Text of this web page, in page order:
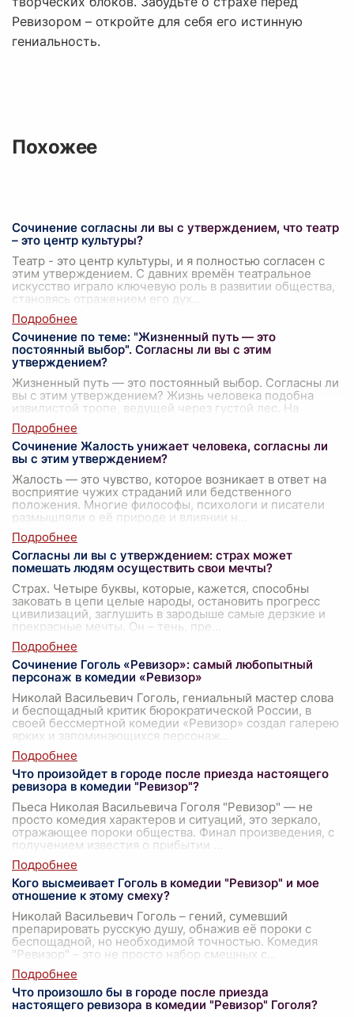
Ревизором – откройте для себя его истинную
гениальность.
Похожее
Сочинение согласны ли вы с утверждением, что театр
– это центр культуры?
Театр - это центр культуры, и я полностью согласен с
этим утверждением. С давних времён театральное
искусство играло ключевую роль в развитии общества,
становясь отражением его дух
Сочинение по теме: "Жизненный путь — это
постоянный выбор". Согласны ли вы с этим
утверждением?
Жизненный путь — это постоянный выбор. Согласны ли
вы с этим утверждением? Жизнь человека подобна
извилистой тропе, ведущей через густой лес. На
каждом шагу перед нами встают раз
Сочинение Жалость унижает человека, согласны ли
вы с этим утверждением?
Жалость — это чувство, которое возникает в ответ на
восприятие чужих страданий или бедственного
положения. Многие философы, психологи и писатели
размышляли о её природе и влиянии н
Согласны ли вы с утверждением: страх может
помешать людям осуществить свои мечты?
Страх. Четыре буквы, которые, кажется, способны
заковать в цепи целые народы, остановить прогресс
цивилизаций, заглушить в зародыше самые дерзкие и
прекрасные мечты. Он – тень, пре
Сочинение Гоголь «Ревизор»: самый любопытный
персонаж в комедии «Ревизор»
Николай Васильевич Гоголь, гениальный мастер слова
и беспощадный критик бюрократической России, в
своей бессмертной комедии «Ревизор» создал галерею
ярких и запоминающихся персонаж
Что произойдет в городе после приезда настоящего
ревизора в комедии "Ревизор"?
Пьеса Николая Васильевича Гоголя "Ревизор" — не
просто комедия характеров и ситуаций, это зеркало,
отражающее пороки общества. Финал произведения, с
получением известия о прибытии
Кого высмеивает Гоголь в комедии "Ревизор" и мое
отношение к этому смеху?
Николай Васильевич Гоголь – гений, сумевший
препарировать русскую душу, обнажив её пороки с
беспощадной, но необходимой точностью. Комедия
"Ревизор" – это не просто набор смешных с
Что произошло бы в городе после приезда
настоящего ревизора в комедии "Ревизор" Гоголя?